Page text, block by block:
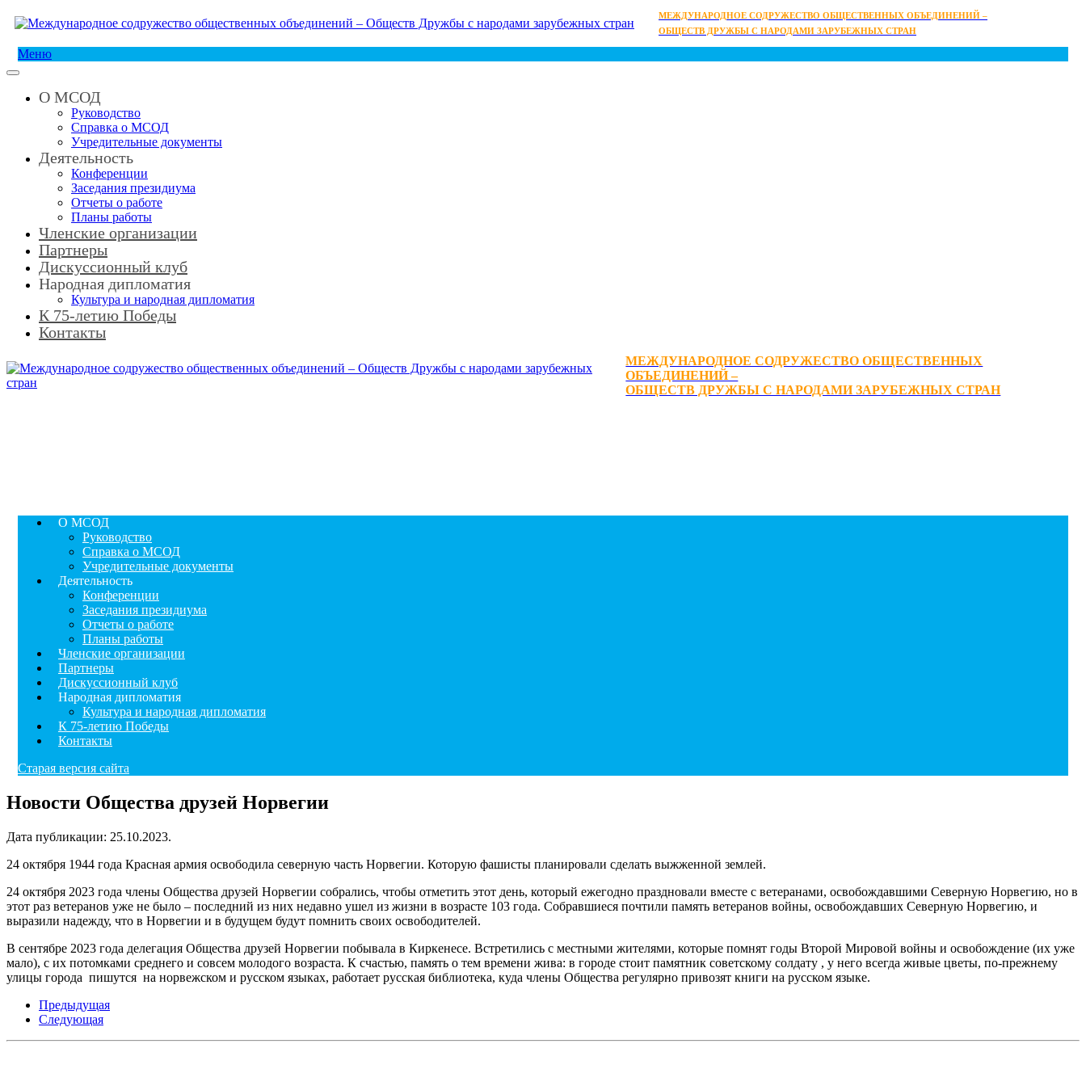
МЕЖДУНАРОДНОЕ СОДРУЖЕСТВО ОБЩЕСТВЕННЫХ ОБЪЕДИНЕНИЙ –
ОБЩЕСТВ ДРУЖБЫ С НАРОДАМИ ЗАРУБЕЖНЫХ СТРАН
Меню
О МСОД
Руководство
Справка о МСОД
Учредительные документы
Деятельность
Конференции
Заседания президиума
Отчеты о работе
Планы работы
Членские организации
Партнеры
Дискуссионный клуб
Народная дипломатия
Культура и народная дипломатия
К 75-летию Победы
Контакты
МЕЖДУНАРОДНОЕ СОДРУЖЕСТВО ОБЩЕСТВЕННЫХ
ОБЪЕДИНЕНИЙ –
ОБЩЕСТВ ДРУЖБЫ С НАРОДАМИ ЗАРУБЕЖНЫХ СТРАН
О МСОД
Руководство
Справка о МСОД
Учредительные документы
Деятельность
Конференции
Заседания президиума
Отчеты о работе
Планы работы
Членские организации
Партнеры
Дискуссионный клуб
Народная дипломатия
Культура и народная дипломатия
К 75-летию Победы
Контакты
Старая версия сайта
Новости Общества друзей Норвегии
Дата публикации: 25.10.2023.
24 октября 1944 года Красная армия освободила северную часть Норвегии. Которую фашисты планировали сделать выжженной землей.
24 октября 2023 года члены Общества друзей Норвегии собрались, чтобы отметить этот день, который ежегодно праздновали вместе с ветеранами, освобождавшими Северную Норвегию, но в
этот раз ветеранов уже не было – последний из них недавно ушел из жизни в возрасте 103 года. Собравшиеся почтили память ветеранов войны, освобождавших Северную Норвегию, и
выразили надежду, что в Норвегии и в будущем будут помнить своих освободителей.
В сентябре 2023 года делегация Общества друзей Норвегии побывала в Киркенесе. Встретились с местными жителями, которые помнят годы Второй Мировой войны и освобождение (их уже
мало), с их потомками среднего и совсем молодого возраста. К счастью, память о тем времени жива: в городе стоит памятник советскому солдату , у него всегда живые цветы, по-прежнему
улицы города пишутся на норвежском и русском языках, работает русская библиотека, куда члены Общества регулярно привозят книги на русском языке.
Предыдущая
Следующая